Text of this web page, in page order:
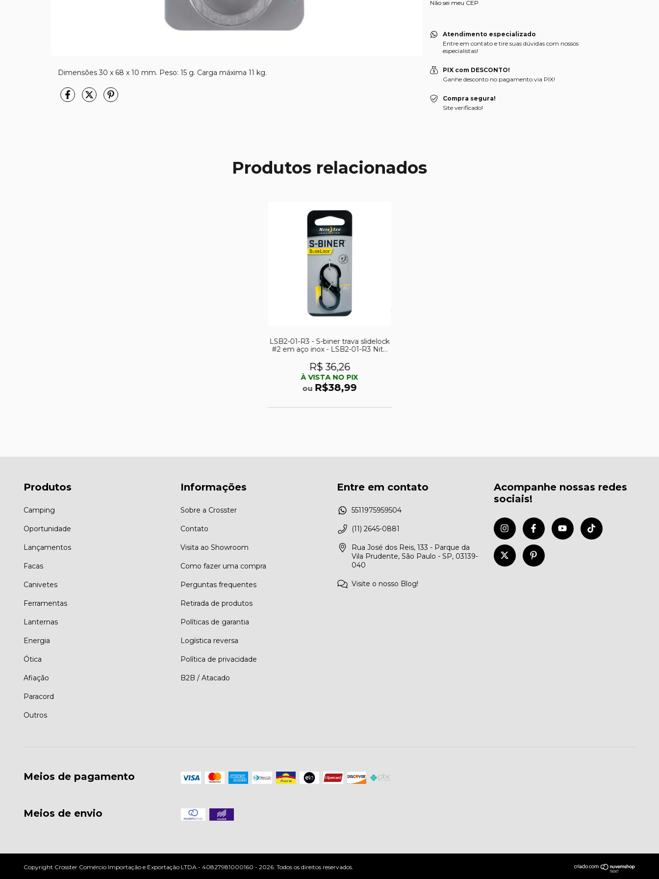
Dimensões 30 x 68 x 10 mm. Peso: 15 g. Carga máxima 11 kg.
Não sei meu CEP
Atendimento especializado
Entre em contato e tire suas dúvidas com nossos
especialistas!
PIX com DESCONTO!
Ganhe desconto no pagamento via PIX!
Compra segura!
Site verificado!
Produtos relacionados
LSB2-01-R3 - S-biner trava slidelock
#2 em aço inox - LSB2-01-R3 Nite
R$ 36,26
À VISTA NO PIX
ou R$38,99
Produtos
Camping
Oportunidade
Lançamentos
Facas
Canivetes
Ferramentas
Lanternas
Energia
Ótica
Afiação
Paracord
Outros
Informações
Sobre a Crosster
Contato
Visita ao Showroom
Como fazer uma compra
Perguntas frequentes
Retirada de produtos
Políticas de garantia
Logística reversa
Política de privacidade
B2B / Atacado
Entre em contato
5511975959504
(11) 2645-0881
Rua José dos Reis, 133 - Parque da
Vila Prudente, São Paulo - SP, 03139-
040
Visite o nosso Blog!
Acompanhe nossas redes
sociais!
Meios de pagamento
Meios de envio
Copyright Crosster Comércio Importação e Exportação LTDA - 40827981000160 - 2026. Todos os direitos reservados.